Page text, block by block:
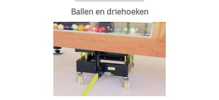
Ballen en driehoeken